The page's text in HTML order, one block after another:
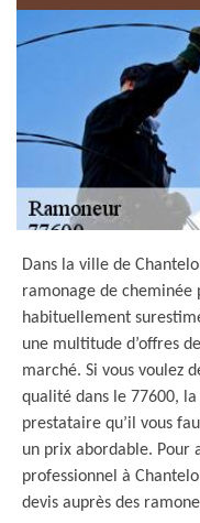
Dans la ville de
ramonage de cheminée
habituellement
une multitude d’offres
marché. Si vous voulez
qualité dans le 77600,
prestataire qu’il vous
un prix abordable. Pour
professionnel à
devis auprès des